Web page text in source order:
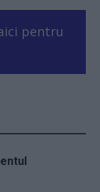
pentru